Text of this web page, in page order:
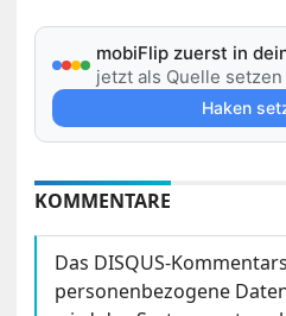
mobiFlip zuerst in
jetzt als Quelle setzen
Haken
KOMMENTARE
Das DISQUS-
personenbezogene